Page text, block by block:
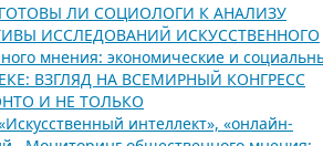
ГОТОВЫ ЛИ СОЦИОЛОГИ К АНАЛИЗУ
ИССЛЕДОВАНИЙ ИСКУССТВЕННОГО
мнения: экономические и
ВЗГЛЯД НА ВСЕМИРНЫЙ КОНГРЕСС
И НЕ ТОЛЬКО
интеллект», «онлайн-